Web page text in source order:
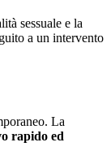
sessuale e la
a un intervento
La
rapido ed